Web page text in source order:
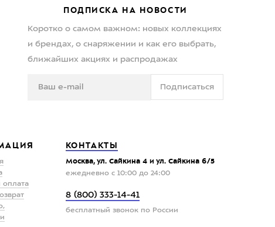
ПОДПИСКА НА НОВОСТИ
Коротко о самом важном: новых коллекциях
и брендах, о снаряжении и как его выбрать,
ближайших акциях и распродажах
Подписаться
оплата
КОНТАКТЫ
Москва, ул. Сайкина 4 и ул. Сайкина 6/5
ежедневно с 10:00 до 24:00
8 (800) 333-14-41
бесплатный звонок по России